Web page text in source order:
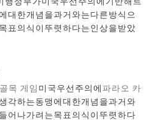
대한개념을과거와는다른방식으
표의식이뚜렷하다는인상을받았
골목 게임 미국우선주의에 파라오 카
각하는동맹에대한개념을과거와
어나가려는목표의식이뚜렷하다